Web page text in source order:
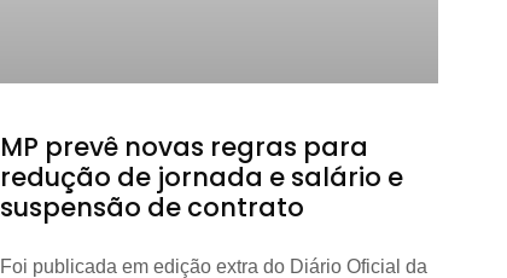
MP prevê novas regras para
redução de jornada e salário e
suspensão de contrato
Foi publicada em edição extra do Diário Oficial da